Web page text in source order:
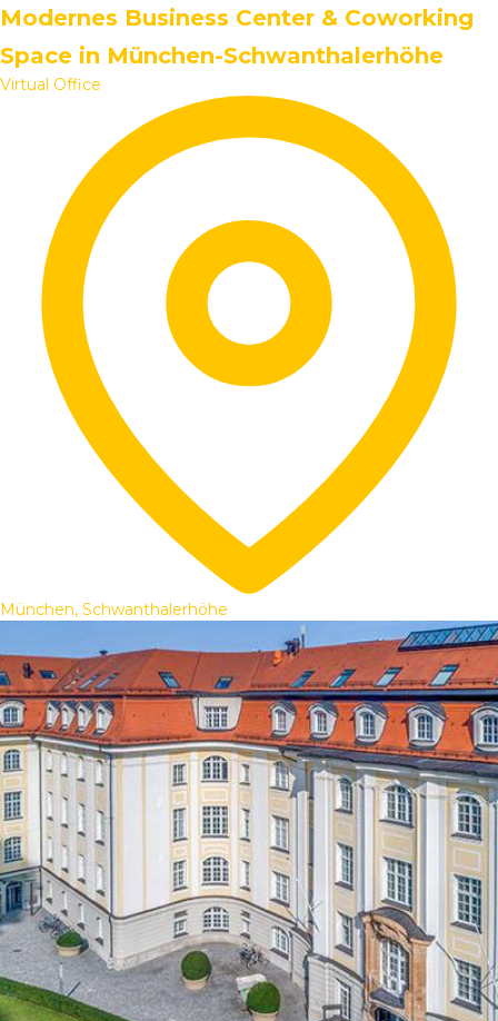
Modernes Business Center & Coworking
Space in München-Schwanthalerhöhe
Virtual Office
München, Schwanthalerhöhe